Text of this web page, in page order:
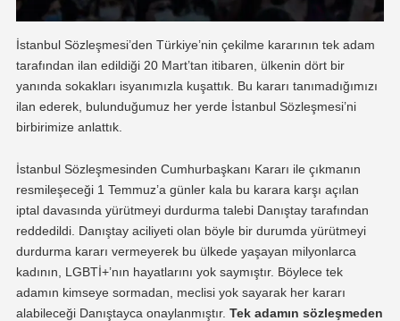
İstanbul Sözleşmesi’den Türkiye’nin çekilme kararının tek adam
tarafından ilan edildiği 20 Mart’tan itibaren, ülkenin dört bir
yanında sokakları isyanımızla kuşattık. Bu kararı tanımadığımızı
ilan ederek, bulunduğumuz her yerde İstanbul Sözleşmesi’ni
birbirimize anlattık.
İstanbul Sözleşmesinden Cumhurbaşkanı Kararı ile çıkmanın
resmileşeceği 1 Temmuz’a günler kala bu karara karşı açılan
iptal davasında yürütmeyi durdurma talebi Danıştay tarafından
reddedildi. Danıştay aciliyeti olan böyle bir durumda yürütmeyi
durdurma kararı vermeyerek bu ülkede yaşayan milyonlarca
kadının, LGBTİ+’nın hayatlarını yok saymıştır. Böylece tek
adamın kimseye sormadan, meclisi yok sayarak her kararı
alabileceği Danıştayca onaylanmıştır. Tek adamın sözleşmeden